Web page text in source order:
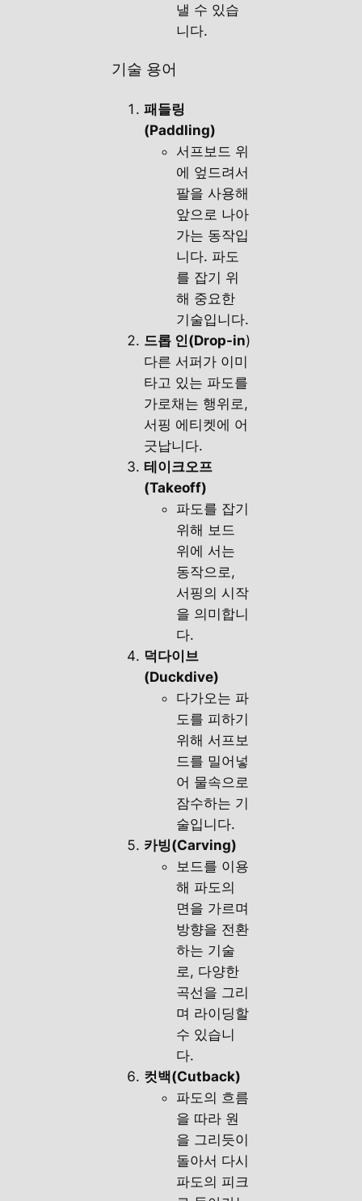
낼 수 있습
니다.
기술 용어
패들링
(Paddling)
서프보드 위
에 엎드려서
팔을 사용해
앞으로 나아
가는 동작입
니다. 파도
를 잡기 위
해 중요한
기술입니다.
드롭 인(Drop-in)
다른 서퍼가 이미
타고 있는 파도를
가로채는 행위로,
서핑 에티켓에 어
긋납니다.
테이크오프
(Takeoff)
파도를 잡기
위해 보드
위에 서는
동작으로,
서핑의 시작
을 의미합니
다.
덕다이브
(Duckdive)
다가오는 파
도를 피하기
위해 서프보
드를 밀어넣
어 물속으로
잠수하는 기
술입니다.
카빙(Carving)
보드를 이용
해 파도의
면을 가르며
방향을 전환
하는 기술
로, 다양한
곡선을 그리
며 라이딩할
수 있습니
다.
컷백(Cutback)
파도의 흐름
을 따라 원
을 그리듯이
돌아서 다시
파도의 피크